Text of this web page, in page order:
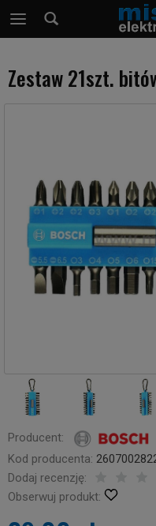
Zestaw 21szt.
Producent:
Kod producenta:
Dodaj recenzję:
Obserwuj produkt: